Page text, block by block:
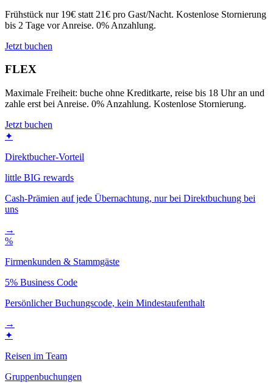
Frühstück nur 19€ statt 21€ pro Gast/Nacht. Kostenlose Stornierung
bis 2 Tage vor Anreise. 0% Anzahlung.
Jetzt buchen
FLEX
Maximale Freiheit: buche ohne Kreditkarte, reise bis 18 Uhr an und
zahle erst bei Anreise. 0% Anzahlung. Kostenlose Stornierung.
Jetzt buchen
✦
Direktbucher-Vorteil
little BIG rewards
Cash-Prämien auf jede Übernachtung, nur bei Direktbuchung bei
uns
→
%
Firmenkunden & Stammgäste
5% Business Code
Persönlicher Buchungscode, kein Mindestaufenthalt
→
✦
Reisen im Team
Gruppenbuchungen